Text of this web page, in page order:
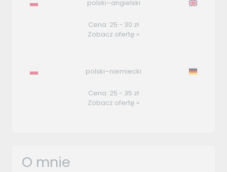
polski–angielski
Cena: 25 - 30 zł
Zobacz ofertę »
polski–niemiecki
Cena: 25 - 35 zł
Zobacz ofertę »
O mnie